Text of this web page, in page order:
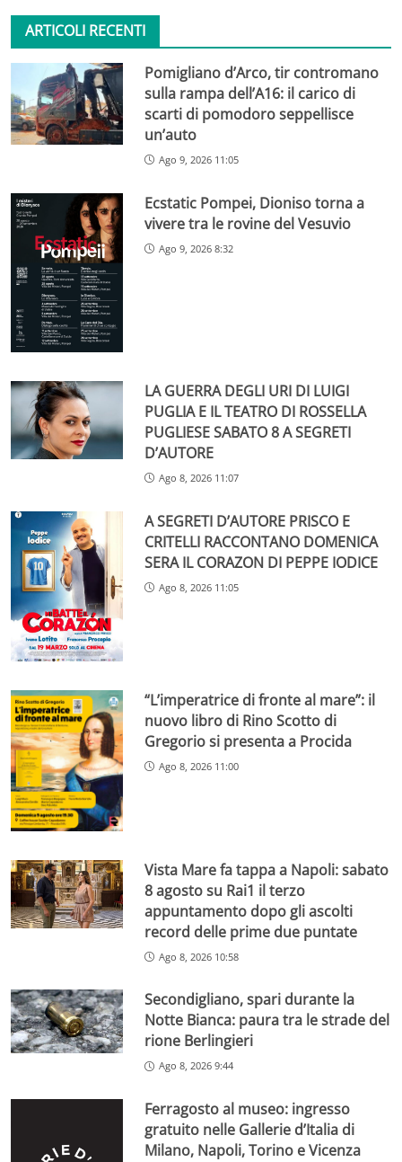
ARTICOLI RECENTI
Pomigliano d’Arco, tir contromano
sulla rampa dell’A16: il carico di
scarti di pomodoro seppellisce
un’auto
Ago 9, 2026 11:05
Ecstatic Pompei, Dioniso torna a
vivere tra le rovine del Vesuvio
Ago 9, 2026 8:32
LA GUERRA DEGLI URI DI LUIGI
PUGLIA E IL TEATRO DI ROSSELLA
PUGLIESE SABATO 8 A SEGRETI
D’AUTORE
Ago 8, 2026 11:07
A SEGRETI D’AUTORE PRISCO E
CRITELLI RACCONTANO DOMENICA
SERA IL CORAZON DI PEPPE IODICE
Ago 8, 2026 11:05
“L’imperatrice di fronte al mare”: il
nuovo libro di Rino Scotto di
Gregorio si presenta a Procida
Ago 8, 2026 11:00
Vista Mare fa tappa a Napoli: sabato
8 agosto su Rai1 il terzo
appuntamento dopo gli ascolti
record delle prime due puntate
Ago 8, 2026 10:58
Secondigliano, spari durante la
Notte Bianca: paura tra le strade del
rione Berlingieri
Ago 8, 2026 9:44
Ferragosto al museo: ingresso
gratuito nelle Gallerie d’Italia di
Milano, Napoli, Torino e Vicenza